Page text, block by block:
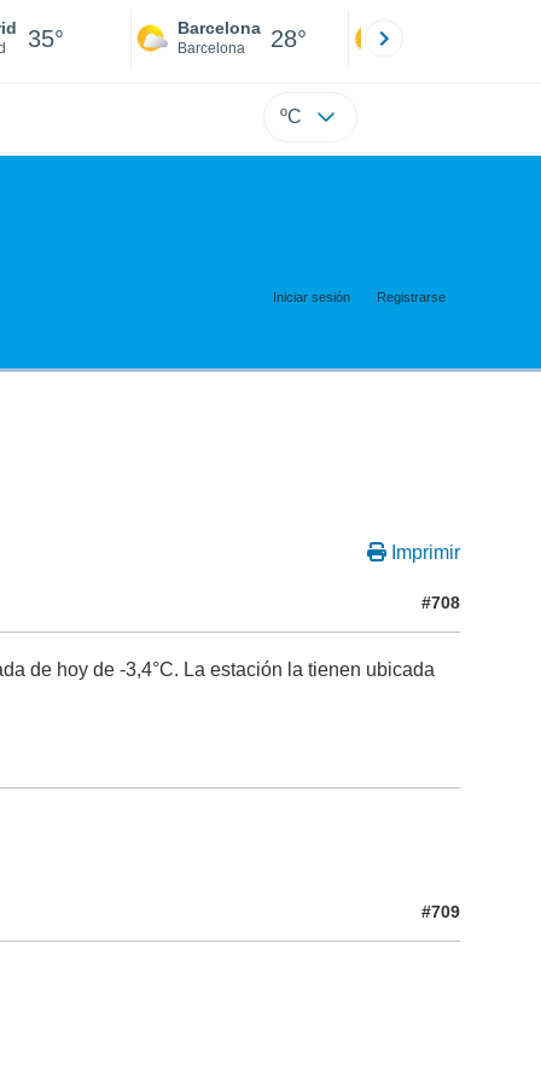
35° Barcelona
Barcelona 28°
ºC
Iniciar sesión Registrarse
Imprimir
#708
de hoy de -3,4°C. La estación la tienen ubicada
#709